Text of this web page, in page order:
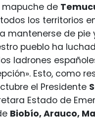
de
los territorios
mantenerse de pie
pueblo ha
ladrones
Esto, como
el Presidente
Estado de
Biobío, Arauco,